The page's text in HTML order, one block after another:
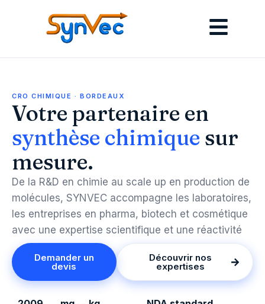
CRO CHIMIQUE · BORDEAUX
Votre partenaire en
synthèse chimique sur
mesure.
De la R&D en chimie au scale up en production de
molécules, SYNVEC accompagne les laboratoires,
les entreprises en pharma, biotech et cosmétique
avec une expertise scientifique et une réactivité
Demander un
devis
Découvrir nos
expertises